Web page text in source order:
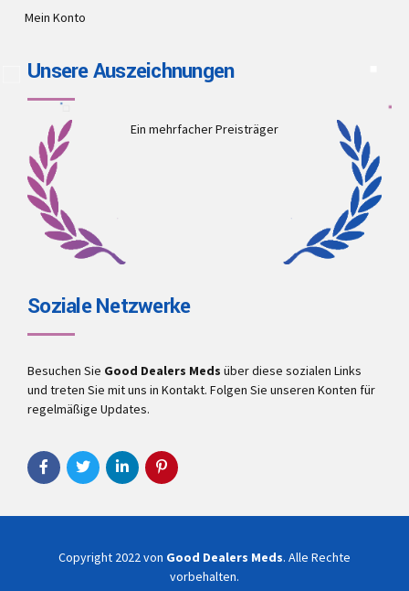
Mein Konto
Unsere Auszeichnungen
Ein mehrfacher Preisträger
Soziale Netzwerke
Besuchen Sie Good Dealers Meds über diese sozialen Links
und treten Sie mit uns in Kontakt. Folgen Sie unseren Konten für
regelmäßige Updates.
Copyright 2022 von Good Dealers Meds. Alle Rechte
vorbehalten.